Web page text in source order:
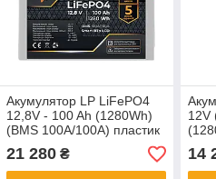
Акумулятор LP LiFePO4
12,8V - 100 Ah (1280Wh)
(BMS 100A/100А) пластик
LCD Smart BT
21 280₴
12V
14